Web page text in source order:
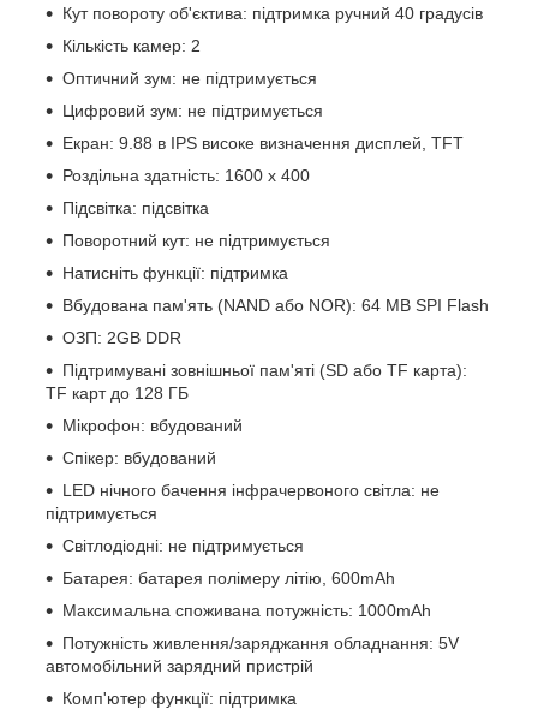
Кут повороту об'єктива: підтримка ручний 40 градусів
Кількість камер: 2
Оптичний зум: не підтримується
Цифровий зум: не підтримується
Екран: 9.88 в IPS високе визначення дисплей, TFT
Роздільна здатність: 1600 x 400
Підсвітка: підсвітка
Поворотний кут: не підтримується
Натисніть функції: підтримка
Вбудована пам'ять (NAND або NOR): 64 MB SPI Flash
ОЗП: 2GB DDR
Підтримувані зовнішньої пам'яті (SD або TF карта):
TF карт до 128 ГБ
Мікрофон: вбудований
Спікер: вбудований
LED нічного бачення інфрачервоного світла: не
підтримується
Світлодіодні: не підтримується
Батарея: батарея полімеру літію, 600mAh
Максимальна споживана потужність: 1000mAh
Потужність живлення/заряджання обладнання: 5V
автомобільний зарядний пристрій
Комп'ютер функції: підтримка